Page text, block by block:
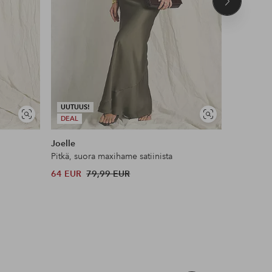
Näytä
samankaltaisia
UUTUUS!
DEAL
Näytä
samankaltaisia
Joelle
Pitkä, suora maxihame satiinista
64 EUR 79,99 EUR
Seuraava